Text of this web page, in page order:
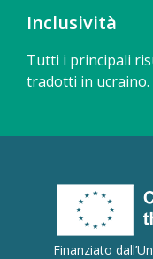
Inclusività
Tutti i principali
tradotti in ucraino.
Finanziato